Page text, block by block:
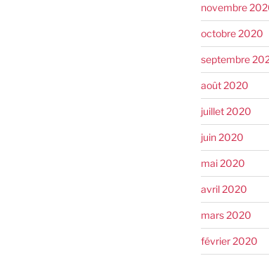
novembre
octobre 2020
septembre
août 2020
juillet 2020
juin 2020
mai 2020
avril 2020
mars 2020
février 2020